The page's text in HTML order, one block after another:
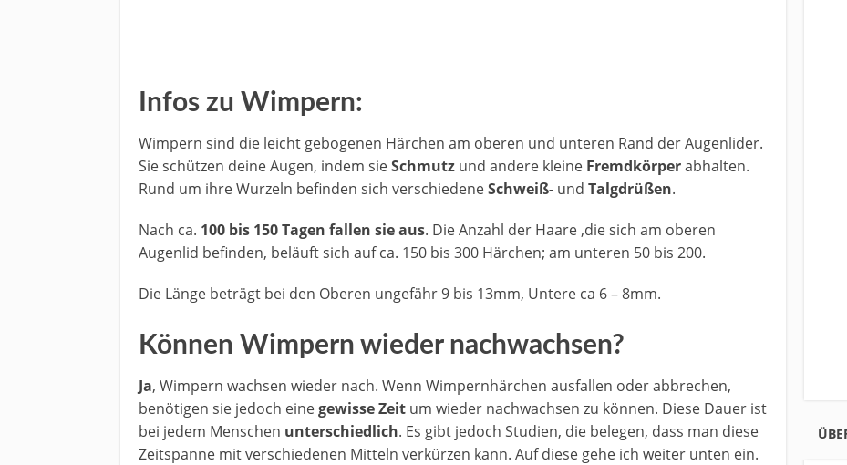
Infos zu Wimpern:
Wimpern sind die leicht gebogenen Härchen am oberen und unteren Rand der Augenlider.
Sie schützen deine Augen, indem sieSchmutz und andere kleine Fremdkörperabhalten.
Rund um ihre Wurzeln befinden sich verschiedeneSchweiß- und Talgdrüßen.
Nach ca. 100 bis 150 Tagen fallen sie aus. Die Anzahl der Haare ,die sich am oberen
Augenlid befinden, beläuft sich auf ca. 150 bis 300 Härchen; am unteren 50 bis 200.
Die Länge beträgt bei den Oberen ungefähr 9 bis 13mm, Untere ca 6 – 8mm.
Können Wimpern wieder nachwachsen?
Ja, Wimpern wachsen wieder nach. Wenn Wimpernhärchen ausfallen oder abbrechen,
benötigen sie jedoch einegewisse Zeit um wieder nachwachsen zu können. Diese Dauer ist
bei jedem Menschen unterschiedlich. Es gibt jedoch Studien, die belegen, dass man diese
Zeitspanne mit verschiedenen Mitteln verkürzen kann. Auf diese gehe ich weiter unten ein.